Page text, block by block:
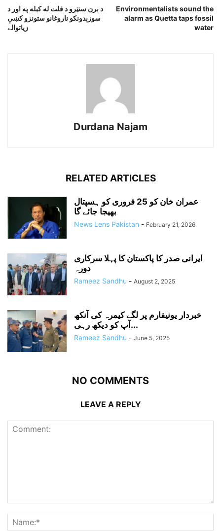
د برن سنټرو د قلت له کبله په اور د
سوزېدونکو ناروغانو ستونزو کښې
زياتوالے
Environmentalists sound the
alarm as Quetta taps fossil
water
Durdana Najam
RELATED ARTICLES
عمران خان کو 25 فروری کو ہسپتال
بھیجا جائے گا
News Lens Pakistan - February 21, 2026
ایرانی صدر کا پاکستان کا پہلا سرکاری
دورہ
Rameez Sandhu - August 2, 2025
خبردار یونیفارم پر لگے کیمرہ کی آنکھ
آپ کو دیکھ رہی...
Rameez Sandhu - June 5, 2025
NO COMMENTS
LEAVE A REPLY